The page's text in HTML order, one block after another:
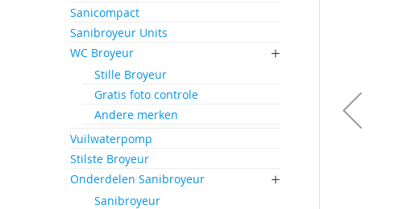
Sanicompact
Sanibroyeur Units
WC Broyeur
Stille Broyeur
Gratis foto controle
Andere merken
Vuilwaterpomp
Stilste Broyeur
Onderdelen Sanibroyeur
Sanibroyeur